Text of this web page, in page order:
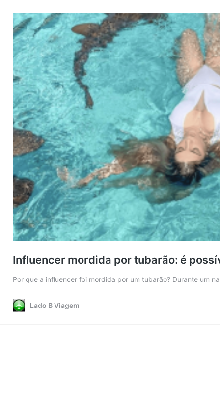
Influencer mordida por tubarão: é
Por que a influencer foi mordida por um tubarão? Durante um
Lado B Viagem